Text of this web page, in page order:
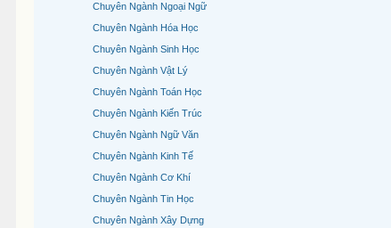
Chuyên Ngành Ngoại Ngữ
Chuyên Ngành Hóa Học
Chuyên Ngành Sinh Học
Chuyên Ngành Vật Lý
Chuyên Ngành Toán Học
Chuyên Ngành Kiến Trúc
Chuyên Ngành Ngữ Văn
Chuyên Ngành Kinh Tế
Chuyên Ngành Cơ Khí
Chuyên Ngành Tin Học
Chuyên Ngành Xây Dựng